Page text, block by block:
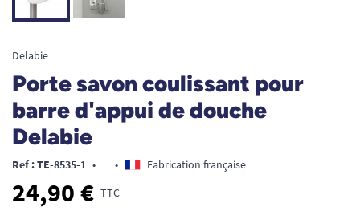
Delabie
Porte savon coulissant pour
barre d'appui de douche
Delabie
Ref : TE-8535-1 • • Fabrication française
24,90 € TTC